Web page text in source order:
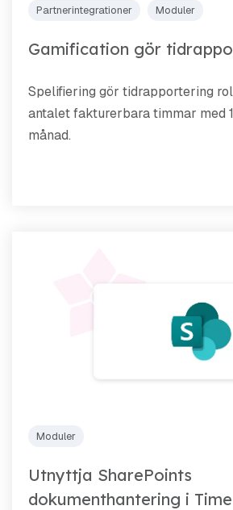
Partnerintegrationer Moduler
Gamification gör
Spelifiering gör tidrapportering
antalet fakturerbara timmar med
månad.
Moduler
Utnyttja SharePoints
dokumenthantering i